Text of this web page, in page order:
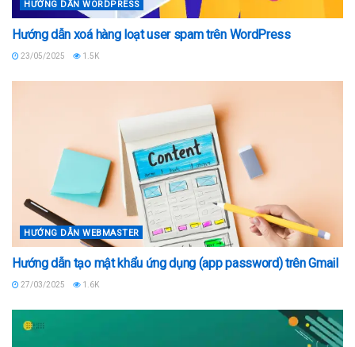
HƯỚNG DẪN WORDPRESS
Hướng dẫn xoá hàng loạt user spam trên WordPress
23/05/2025 1.5K
HƯỚNG DẪN WEBMASTER
Hướng dẫn tạo mật khẩu ứng dụng (app password) trên Gmail
27/03/2025 1.6K